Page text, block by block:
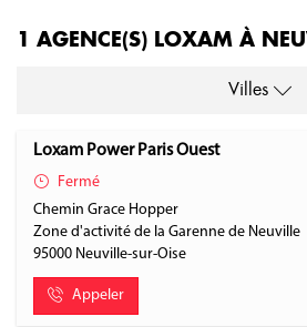
1 AGENCE(S) LOXAM À
Villes
Loxam Power Paris Ouest
Fermé
Chemin Grace Hopper
Zone d'activité de la Garenne de Neuville
95000 Neuville-sur-Oise
Appeler